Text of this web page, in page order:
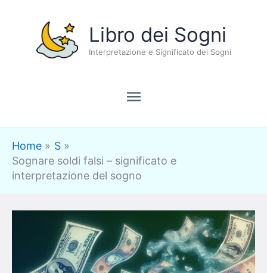
contenuto
Libro dei Sogni
Interpretazione e Significato dei Sogni
Menu
principale
Home
S
Sognare soldi falsi – significato e
interpretazione del sogno